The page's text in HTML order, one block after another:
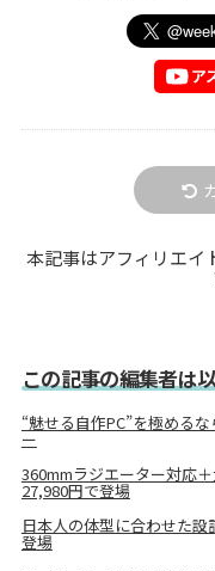
本記事はアフィリエイ
この記事の編集者は
“魅せる自作PC”を極める
ー
360mmラジエーター対応
27,980円で登場
日本人の体型に合わせた
登場